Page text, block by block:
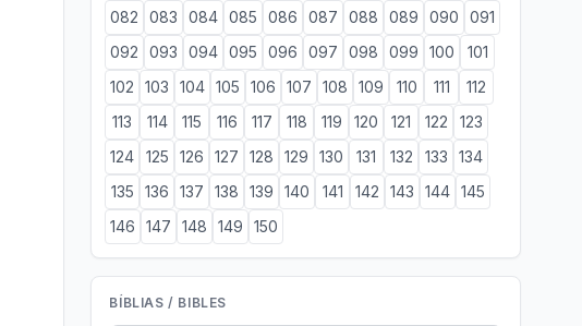
082
083 084 085 086 087 088 089 090
091
092
093 094 095 096 097 098 099 100
101
102
103 104 105 106 107 108 109 110 111
112
113
114 115 116 117 118 119 120 121 122
123
124
125 126 127 128 129 130 131 132 133
134
135
136 137 138 139 140 141 142 143 144
145
146
147 148 149 150
BÍBLIAS / BIBLES